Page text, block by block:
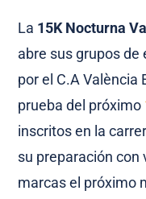
La 15K Nocturna
abre sus grupos
por el C.A València
prueba del próximo
inscritos en la
su preparación
marcas el próximo